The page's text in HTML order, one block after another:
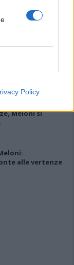
Policy
Golfo
Prima
Meloni si
alle vertenze